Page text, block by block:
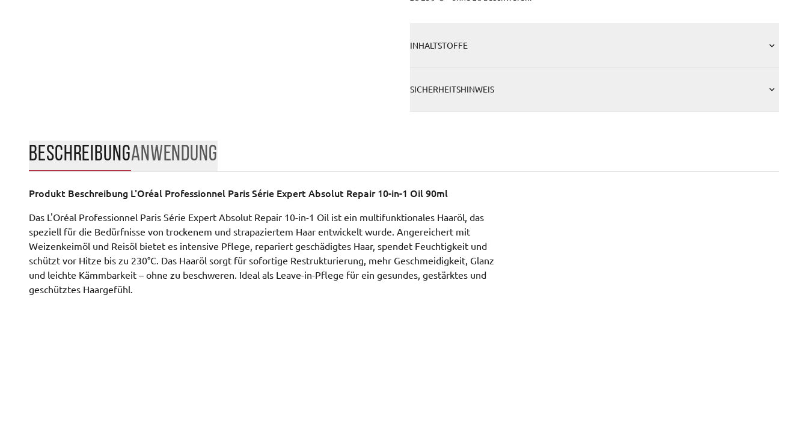
INHALTSTOFFE
SICHERHEITSHINWEIS
BESCHREIBUNGANWENDUNG
Produkt Beschreibung L'Oréal Professionnel Paris Série Expert Absolut Repair 10-in-1 Oil 90ml
Das L'Oréal Professionnel Paris Série Expert Absolut Repair 10-in-1 Oil ist ein multifunktionales Haaröl, das
speziell für die Bedürfnisse von trockenem und strapaziertem Haar entwickelt wurde. Angereichert mit
Weizenkeimöl und Reisöl bietet es intensive Pflege, repariert geschädigtes Haar, spendet Feuchtigkeit und
schützt vor Hitze bis zu 230°C. Das Haaröl sorgt für sofortige Restrukturierung, mehr Geschmeidigkeit, Glanz
und leichte Kämmbarkeit – ohne zu beschweren. Ideal als Leave-in-Pflege für ein gesundes, gestärktes und
geschütztes Haargefühl.